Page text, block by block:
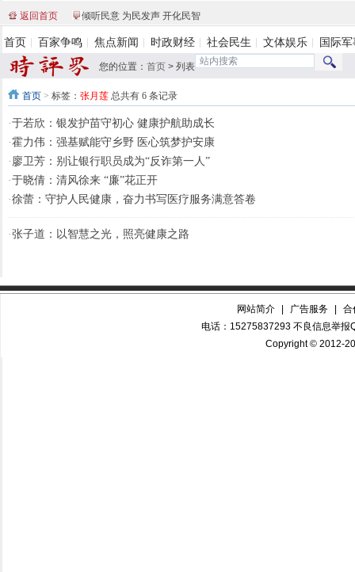
返回首页 倾听民意 为民发声 开化民智
首页 百家争鸣 焦点新闻 时政财经 社会民生 文体娱乐 国际
您的位置： 首页 > 列表
首页 > 标签： 张月莲 总共有 6 条记录
·于若欣：银发护苗守初心 健康护航助成长
·霍力伟：强基赋能守乡野 医心筑梦护安康
· 廖卫芳：别让银行职员成为“反诈第一人”
·于晓倩：清风徐来 “廉”花正开
·徐蕾：守护人民健康，奋力书写医疗服务满意答卷
·张子道：以智慧之光，照亮健康之路
网站简介 广告服务
合
电话：15275837293 不良信息举
Copyright © 2012-